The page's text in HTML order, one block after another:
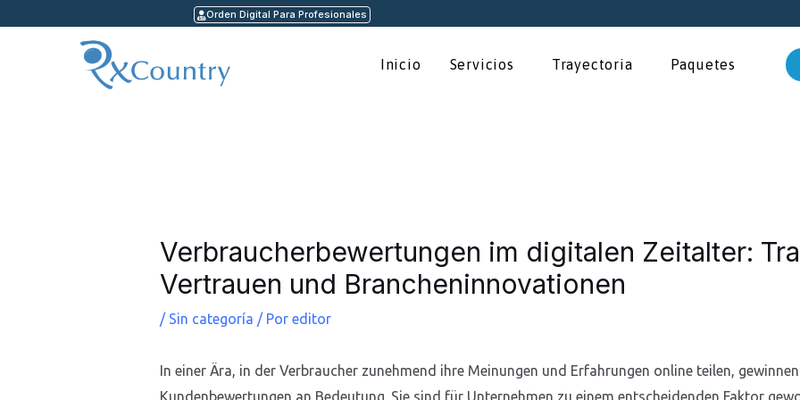
Orden Digital Para Profesionales
Inicio Servicios Trayectoria Paquetes
Verbraucherbewertungen im digitalen Zeitalter:
Vertrauen und Brancheninnovationen
/ Sin categoría / Por editor
In einer Ära, in der Verbraucher zunehmend ihre Meinungen und Erfahrungen online teilen,
Kundenbewertungen an Bedeutung. Sie sind für Unternehmen zu einem entscheidenden Faktor